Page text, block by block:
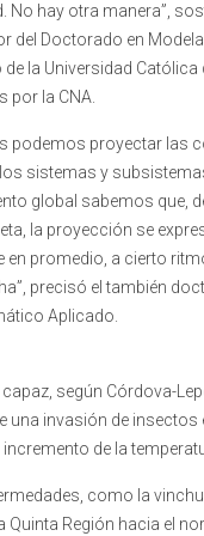
No hay otra manera”,
del Doctorado en
la Universidad Católica
por la CNA.
podemos proyectar las
sistemas y
global sabemos que,
la proyección se
en promedio, a cierto
precisó el también
Aplicado.
según Córdova-
una invasión de insectos
de la
como la
Región hacia el